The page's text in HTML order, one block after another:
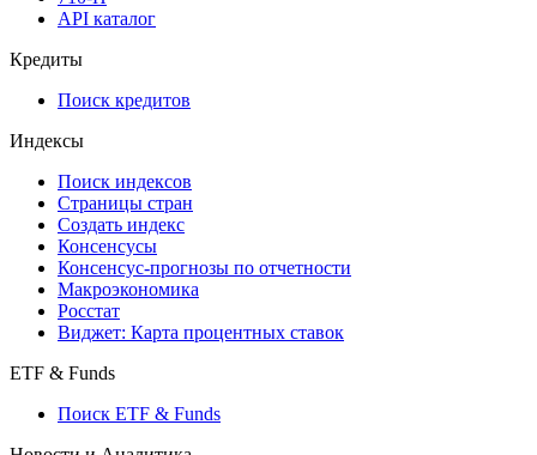
API каталог
Кредиты
Поиск кредитов
Индексы
Поиск индексов
Страницы стран
Создать индекс
Консенсусы
Консенсус-прогнозы по отчетности
Макроэкономика
Росстат
Виджет: Карта процентных ставок
ETF & Funds
Поиск ETF & Funds